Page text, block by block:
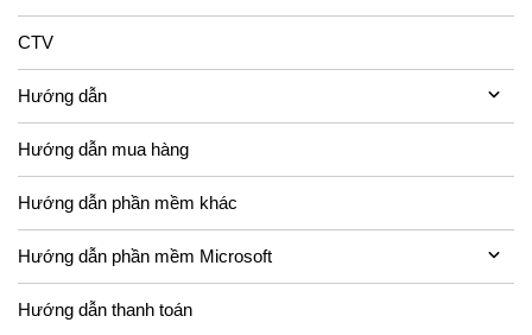
CTV
Hướng dẫn
Hướng dẫn mua hàng
Hướng dẫn phần mềm khác
Hướng dẫn phần mềm Microsoft
Hướng dẫn thanh toán